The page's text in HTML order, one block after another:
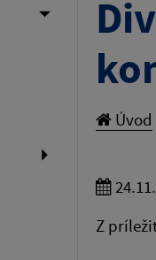
Úvod
Z